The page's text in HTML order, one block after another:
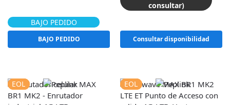
BAJO PEDIDO
BAJO PEDIDO
Consultar disponibilidad
consultar)
EOL
EOL EOL
EOL